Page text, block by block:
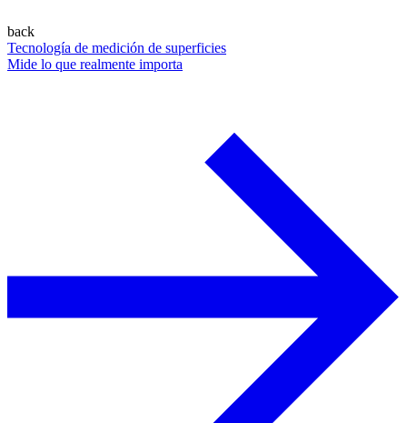
back
Tecnología de medición de superficies
Mide lo que realmente importa